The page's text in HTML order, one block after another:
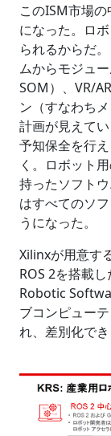
このISM市場
になった。ロ
られるからだ
ムからモジュ
SOM）、VR/
ン（すなわち
計画が見えて
予知保全を行
く。ロボット
持ったソフト
はすべてのソ
うになった。
Xilinxが用意す
ROS 2を搭載
Robotic
ブコンピュー
れ、差別化でき